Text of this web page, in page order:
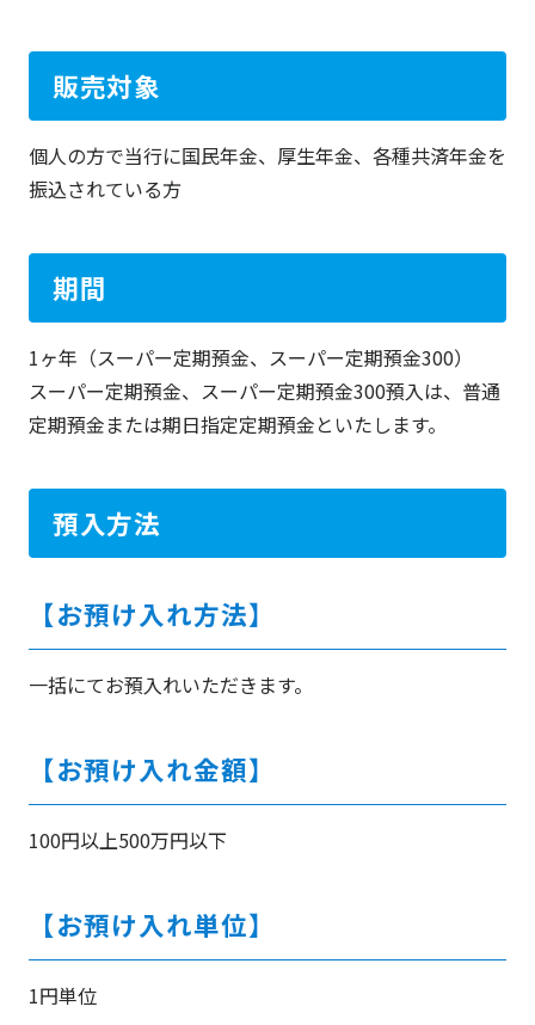
販売対象
個人の方で当行に国民年金、厚生年金、各種共済年金を
振込されている方
期間
1ヶ年（スーパー定期預金、スーパー定期預金300）
スーパー定期預金、スーパー定期預金300預入は、普通
定期預金または期日指定定期預金といたします。
預入方法
【お預け入れ方法】
一括にてお預入れいただきます。
【お預け入れ金額】
100円以上500万円以下
【お預け入れ単位】
1円単位